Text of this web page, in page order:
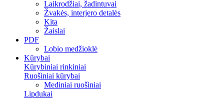
Laikrodžiai, žadintuvai
Žvakės, interjero detalės
Kita
Žaislai
PDF
Lobio medžioklė
Kūrybai
Kūrybiniai rinkiniai
Ruošiniai kūrybai
Mediniai ruošiniai
Lipdukai